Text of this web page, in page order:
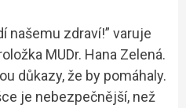
našemu zdraví!” varuje
MUDr. Hana Zelená.
důkazy, že by pomáhaly.
je nebezpečnější, než